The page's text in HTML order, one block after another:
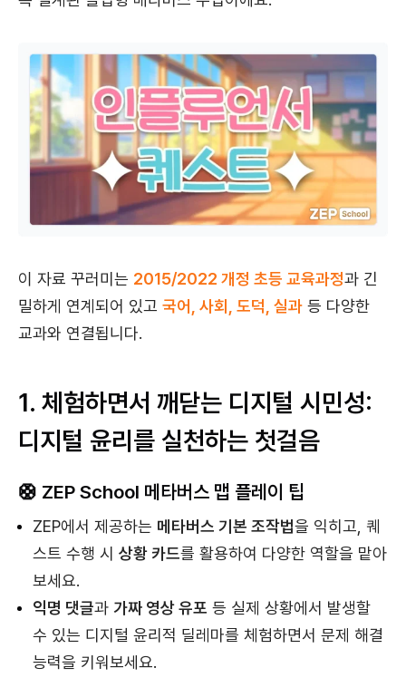
이 자료 꾸러미는 2015/2022 개정 초등 교육과정과 긴
밀하게 연계되어 있고 국어, 사회, 도덕, 실과 등 다양한
교과와 연결됩니다.
1. 체험하면서 깨닫는 디지털 시민성:
디지털 윤리를 실천하는 첫걸음
🛟 ZEP School 메타버스 맵 플레이 팁
ZEP에서 제공하는 메타버스 기본 조작법을 익히고, 퀘
스트 수행 시 상황 카드를 활용하여 다양한 역할을 맡아
보세요.
익명 댓글과 가짜 영상 유포 등 실제 상황에서 발생할
수 있는 디지털 윤리적 딜레마를 체험하면서 문제 해결
능력을 키워보세요.